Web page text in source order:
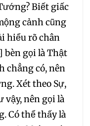
Biết giấc
cảnh cũng
hiểu rõ chân
bèn gọi là Thật
chẳng có, nên
Xét theo Sự,
vậy, nên gọi là
Có thể thấy là